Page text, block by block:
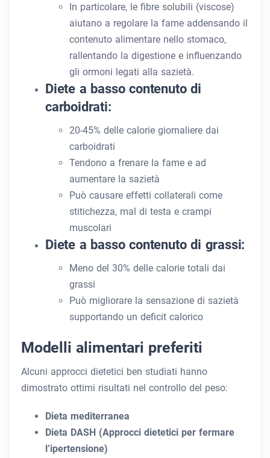
In particolare, le fibre solubili (viscose)
aiutano a regolare la fame addensando il
contenuto alimentare nello stomaco,
rallentando la digestione e influenzando
gli ormoni legati alla sazietà.
Diete a basso contenuto di
carboidrati:
20-45% delle calorie giornaliere dai
carboidrati
Tendono a frenare la fame e ad
aumentare la sazietà
Può causare effetti collaterali come
stitichezza, mal di testa e crampi
muscolari
Diete a basso contenuto di grassi:
Meno del 30% delle calorie totali dai
grassi
Può migliorare la sensazione di sazietà
supportando un deficit calorico
Modelli alimentari preferiti
Alcuni approcci dietetici ben studiati hanno
dimostrato ottimi risultati nel controllo del peso:
Dieta mediterranea
Dieta DASH (Approcci dietetici per fermare
l’ipertensione)